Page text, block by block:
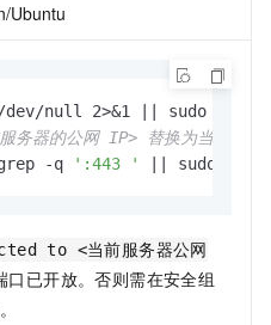
Ubuntu
务器的公网 IP> 替换为当前服
-q
':443 ' || sudo nc -
to <当前服务器公网
口已开放。否则需在安全组